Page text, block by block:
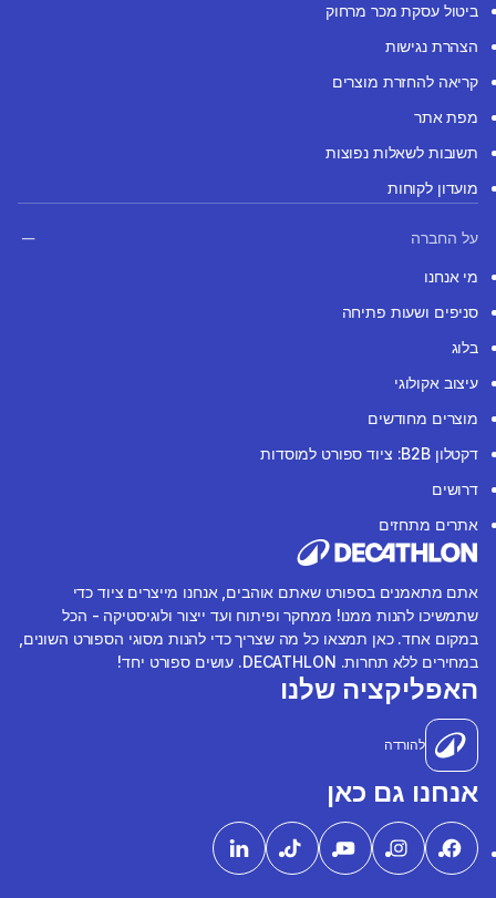
ביטול עסקת מכר מרחוק
הצהרת נגישות
קריאה להחזרת מוצרים
מפת אתר
תשובות לשאלות נפוצות
מועדון לקוחות
על החברה
מי אנחנו
סניפים ושעות פתיחה
בלוג
עיצוב אקולוגי
מוצרים מחודשים
דקטלון B2B: ציוד ספורט למוסדות
דרושים
אתרים מתחזים
אתם מתאמנים בספורט שאתם אוהבים, אנחנו מייצרים ציוד כדי
שתמשיכו להנות ממנו! ממחקר ופיתוח ועד ייצור ולוגיסטיקה - הכל
במקום אחד. כאן תמצאו כל מה שצריך כדי להנות מסוגי הספורט השונים,
במחירים ללא תחרות. DECATHLON. עושים ספורט יחד!
האפליקציה שלנו
להורדה
אנחנו גם כאן